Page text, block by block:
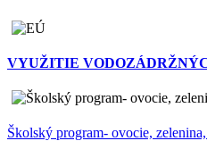
VYUŽITIE
Školský program- ovocie,